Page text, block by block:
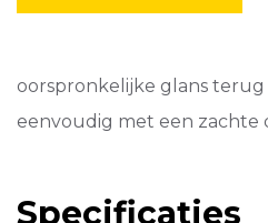
oorspronkelijke glans terug
eenvoudig met een zachte
Specificaties